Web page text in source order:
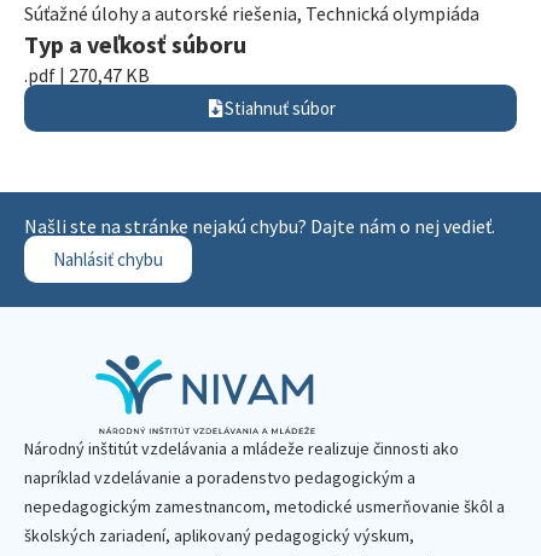
Súťažné úlohy a autorské riešenia, Technická olympiáda
Typ a veľkosť súboru
.pdf | 270,47 KB
Stiahnuť súbor
Našli ste na stránke nejakú chybu? Dajte nám o nej vedieť.
Nahlásiť chybu
Národný inštitút vzdelávania a mládeže realizuje činnosti ako
napríklad vzdelávanie a poradenstvo pedagogickým a
nepedagogickým zamestnancom, metodické usmerňovanie škôl a
školských zariadení, aplikovaný pedagogický výskum,